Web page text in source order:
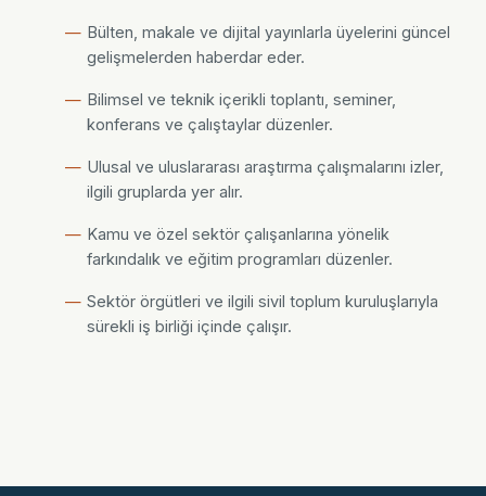
Bülten, makale ve dijital yayınlarla üyelerini güncel
gelişmelerden haberdar eder.
Bilimsel ve teknik içerikli toplantı, seminer,
konferans ve çalıştaylar düzenler.
Ulusal ve uluslararası araştırma çalışmalarını izler,
ilgili gruplarda yer alır.
Kamu ve özel sektör çalışanlarına yönelik
farkındalık ve eğitim programları düzenler.
Sektör örgütleri ve ilgili sivil toplum kuruluşlarıyla
sürekli iş birliği içinde çalışır.